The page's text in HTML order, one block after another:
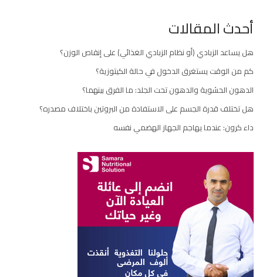
أحدث المقالات
هل يساعد الزبادي (أو نظام الزبادي الغذائي) على إنقاص الوزن؟
كم من الوقت يستغرق الدخول في حالة الكيتوزية؟
الدهون الحشوية والدهون تحت الجلد: ما الفرق بينهما؟
هل تختلف قدرة الجسم على الاستفادة من البروتين باختلاف مصدره؟
داء كرون: عندما يهاجم الجهاز الهضمي نفسه